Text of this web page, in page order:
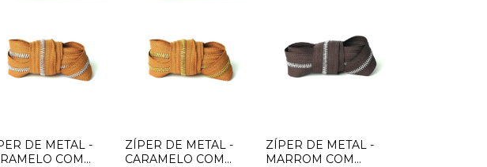
DE METAL -
COM
ZÍPER DE METAL -
CARAMELO COM
ZÍPER DE METAL -
MARROM COM